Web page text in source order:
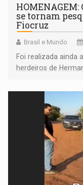
se tornam
Fiocruz
Brasil e Mundo
Foi realizada ainda
herdeiros de